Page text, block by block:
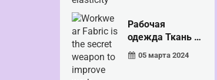
Рабочая
одежда Ткань —
это секрет...
05 марта 2024